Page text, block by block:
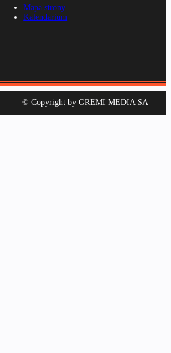
Mapa strony
Kalendarium
© Copyright by GREMI MEDIA SA